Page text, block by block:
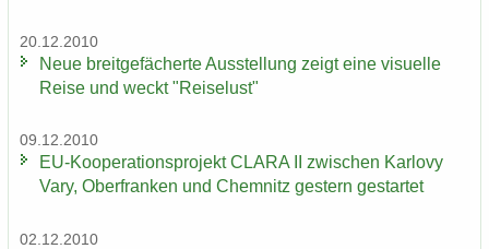
20.12.2010
Neue breit­ge­fä­cher­te Aus­stel­lung zeigt eine vi­su­el­le
Reise und weckt "Rei­se­lust"
09.12.2010
EU-​Kooperationsprojekt CLARA II zwi­schen Kar­lo­vy
Vary, Ober­fran­ken und Chem­nitz ges­tern ge­star­tet
02.12.2010